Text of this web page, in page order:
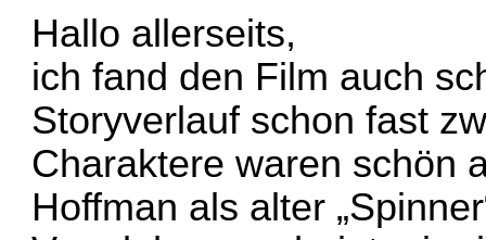
Hallo allerseits,
ich fand den Film auch
Storyverlauf schon fast
Charaktere waren schön
Hoffman als alter